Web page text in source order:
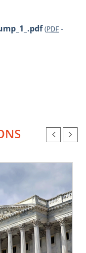
(PDF -